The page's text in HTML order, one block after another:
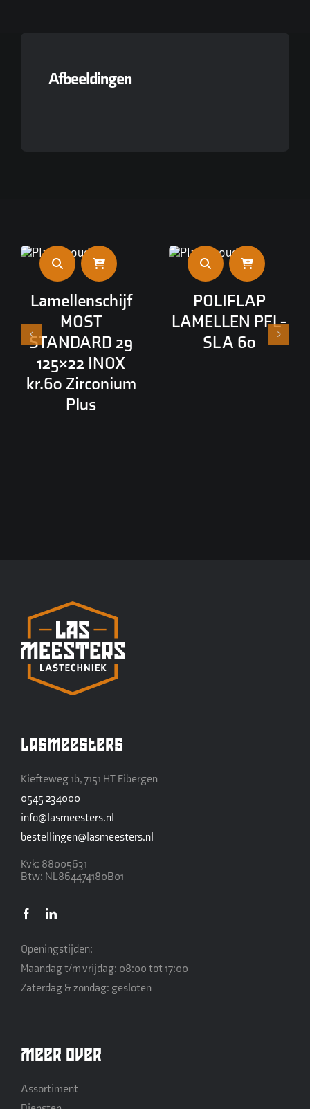
Afbeeldingen
Lamellenschijf
MOST
STANDARD 29
125×22 INOX
kr.60 Zirconium
Plus
POLIFLAP
LAMELLEN PFL-
SL A 60
Lasmeesters
Kiefteweg 1b, 7151 HT Eibergen
0545 234000
info@lasmeesters.nl
bestellingen@lasmeesters.nl
Kvk: 88005631
Btw: NL864474180B01
Openingstijden:
Maandag t/m vrijdag: 08:00 tot 17:00
Zaterdag & zondag: gesloten
Meer over
Assortiment